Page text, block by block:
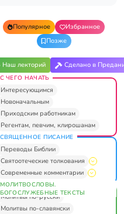
Популярное
Избранное
Позже
Наш лекторий Сделано в
С ЧЕГО НАЧАТЬ
Интересующимся
Новоначальным
Приходским работникам
Регентам, певчим, клирошанам
СВЯЩЕННОЕ ПИСАНИЕ
Переводы Библии
Святоотеческие толкования
Современные комментарии
МОЛИТВОСЛОВЫ.
БОГОСЛУЖЕБНЫЕ ТЕКСТЫ
Молитвы по-русски
Молитвы по-славянски